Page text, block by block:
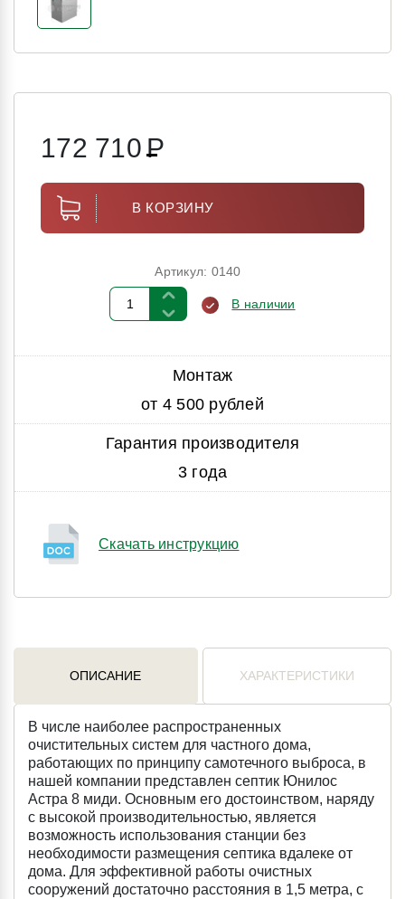
172 710Р
В КОРЗИНУ
Артикул: 0140
В наличии
Монтаж
от 4 500 рублей
Гарантия производителя
3 года
Скачать инструкцию
ОПИСАНИЕ ХАРАКТЕРИСТИКИ
В числе наиболее распространенных
очистительных систем для частного дома,
работающих по принципу самотечного выброса, в
нашей компании представлен септик Юнилос
Астра 8 миди. Основным его достоинством, наряду
с высокой производительностью, является
возможность использования станции без
необходимости размещения септика вдалеке от
дома. Для эффективной работы очистных
сооружений достаточно расстояния в 1,5 метра, с